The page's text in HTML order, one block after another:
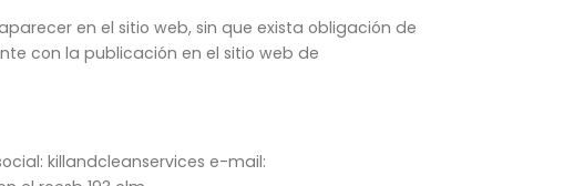
en el sitio web, sin que exista obligación de
con la publicación en el sitio web de
killandcleanservices e-mail: